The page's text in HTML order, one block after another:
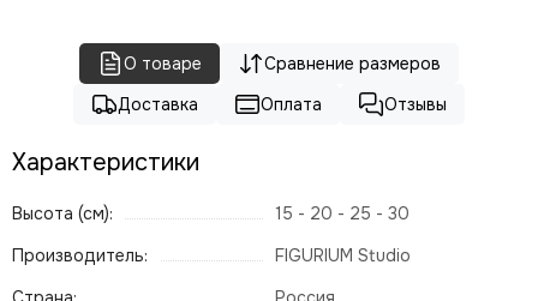
О товаре
Сравнение размеров
Доставка
Оплата Отзывы
Характеристики
Высота (см):
15 - 20 - 25 - 30
Производитель:
FIGURIUM Studio